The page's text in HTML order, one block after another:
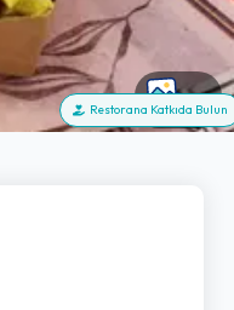
+8
Restorana Katkıda Bulun